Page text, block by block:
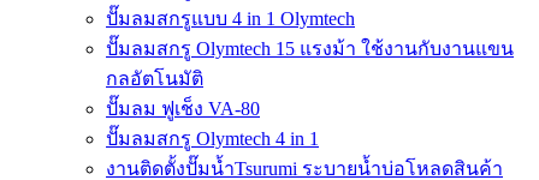
ปั๊มลมสกรูแบบ 4 in 1 Olymtech
ปั๊มลมสกรู Olymtech 15 แรงม้า ใช้งานกับงานแขน
กลอัตโนมัติ
ปั๊มลม ฟูเช็ง VA-80
ปั๊มลมสกรู Olymtech 4 in 1
งานติดตั้งปั๊มน้ำTsurumi ระบายน้ำบ่อโหลดสินค้า